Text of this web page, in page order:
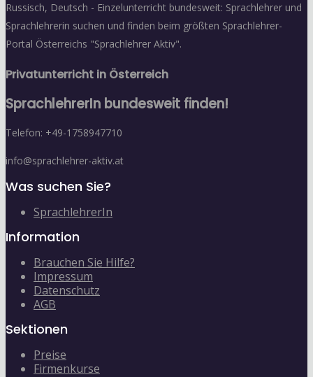
Russisch, Deutsch - Einzelunterricht bundesweit: Sprachlehrer und
Sprachlehrerin suchen und finden beim größten Sprachlehrer-
Portal Österreichs "Sprachlehrer Aktiv".
Privatunterricht in Österreich
SprachlehrerIn bundesweit finden!
Telefon: +49-1758947710
info@sprachlehrer-aktiv.at
Was suchen Sie?
SprachlehrerIn
Information
Brauchen Sie Hilfe?
Impressum
Datenschutz
AGB
Sektionen
Preise
Firmenkurse